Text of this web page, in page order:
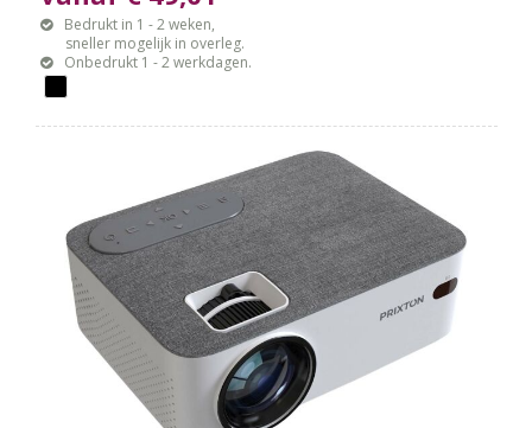
Bedrukt in 1 - 2 weken,
sneller mogelijk in overleg.
Onbedrukt 1 - 2 werkdagen.